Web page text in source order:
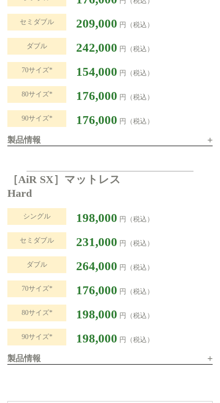
セミダブル 209,000 円（税込）
ダブル 242,000 円（税込）
70サイズ* 154,000 円（税込）
80サイズ* 176,000 円（税込）
90サイズ* 176,000 円（税込）
製品情報 +
［AiR SX］マットレス
Hard
シングル 198,000 円（税込）
セミダブル 231,000 円（税込）
ダブル 264,000 円（税込）
70サイズ* 176,000 円（税込）
80サイズ* 198,000 円（税込）
90サイズ* 198,000 円（税込）
製品情報 +